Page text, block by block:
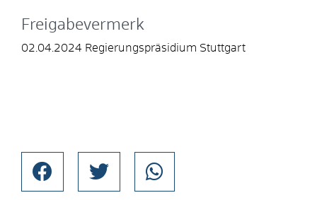
Freigabevermerk
02.04.2024 Regierungspräsidium Stuttgart